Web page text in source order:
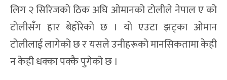
लिग २ सिरिजको ठिक अघि ओमानको टोलीले नेपाल ए को
टोलीसँग हार बेहोरेको छ । यो एउटा झट्का ओमान
टोलीलाई लागेको छ र यसले उनीहरूको मानसिकतामा केही
न केही धक्का पक्कै पुगेको छ ।